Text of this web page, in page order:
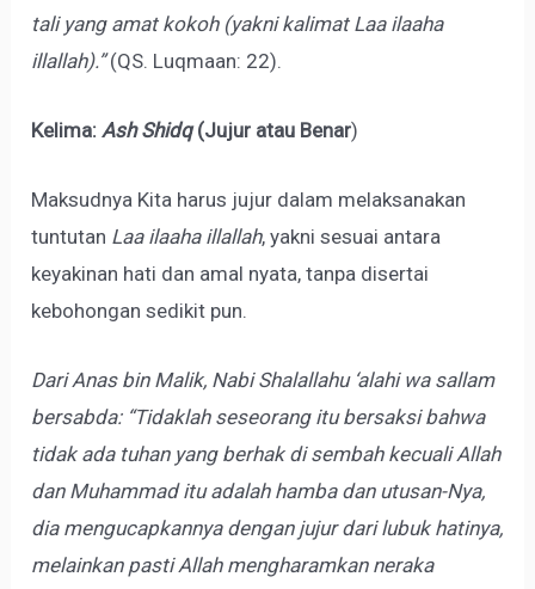
tali yang amat kokoh (yakni kalimat Laa ilaaha
illallah).”(QS. Luqmaan: 22).
Kelima:Ash Shidq(Jujur atau Benar)
Maksudnya Kita harus jujur dalam melaksanakan
tuntutan Laa ilaaha illallah, yakni sesuai antara
keyakinan hati dan amal nyata, tanpa disertai
kebohongan sedikit pun.
Dari Anas bin Malik, Nabi Shalallahu ‘alahi wa sallam
bersabda: “Tidaklah seseorang itu bersaksi bahwa
tidak ada tuhan yang berhak di sembah kecuali Allah
dan Muhammad itu adalah hamba dan utusan-Nya,
dia mengucapkannya dengan jujur dari lubuk hatinya,
melainkan pasti Allah mengharamkan neraka